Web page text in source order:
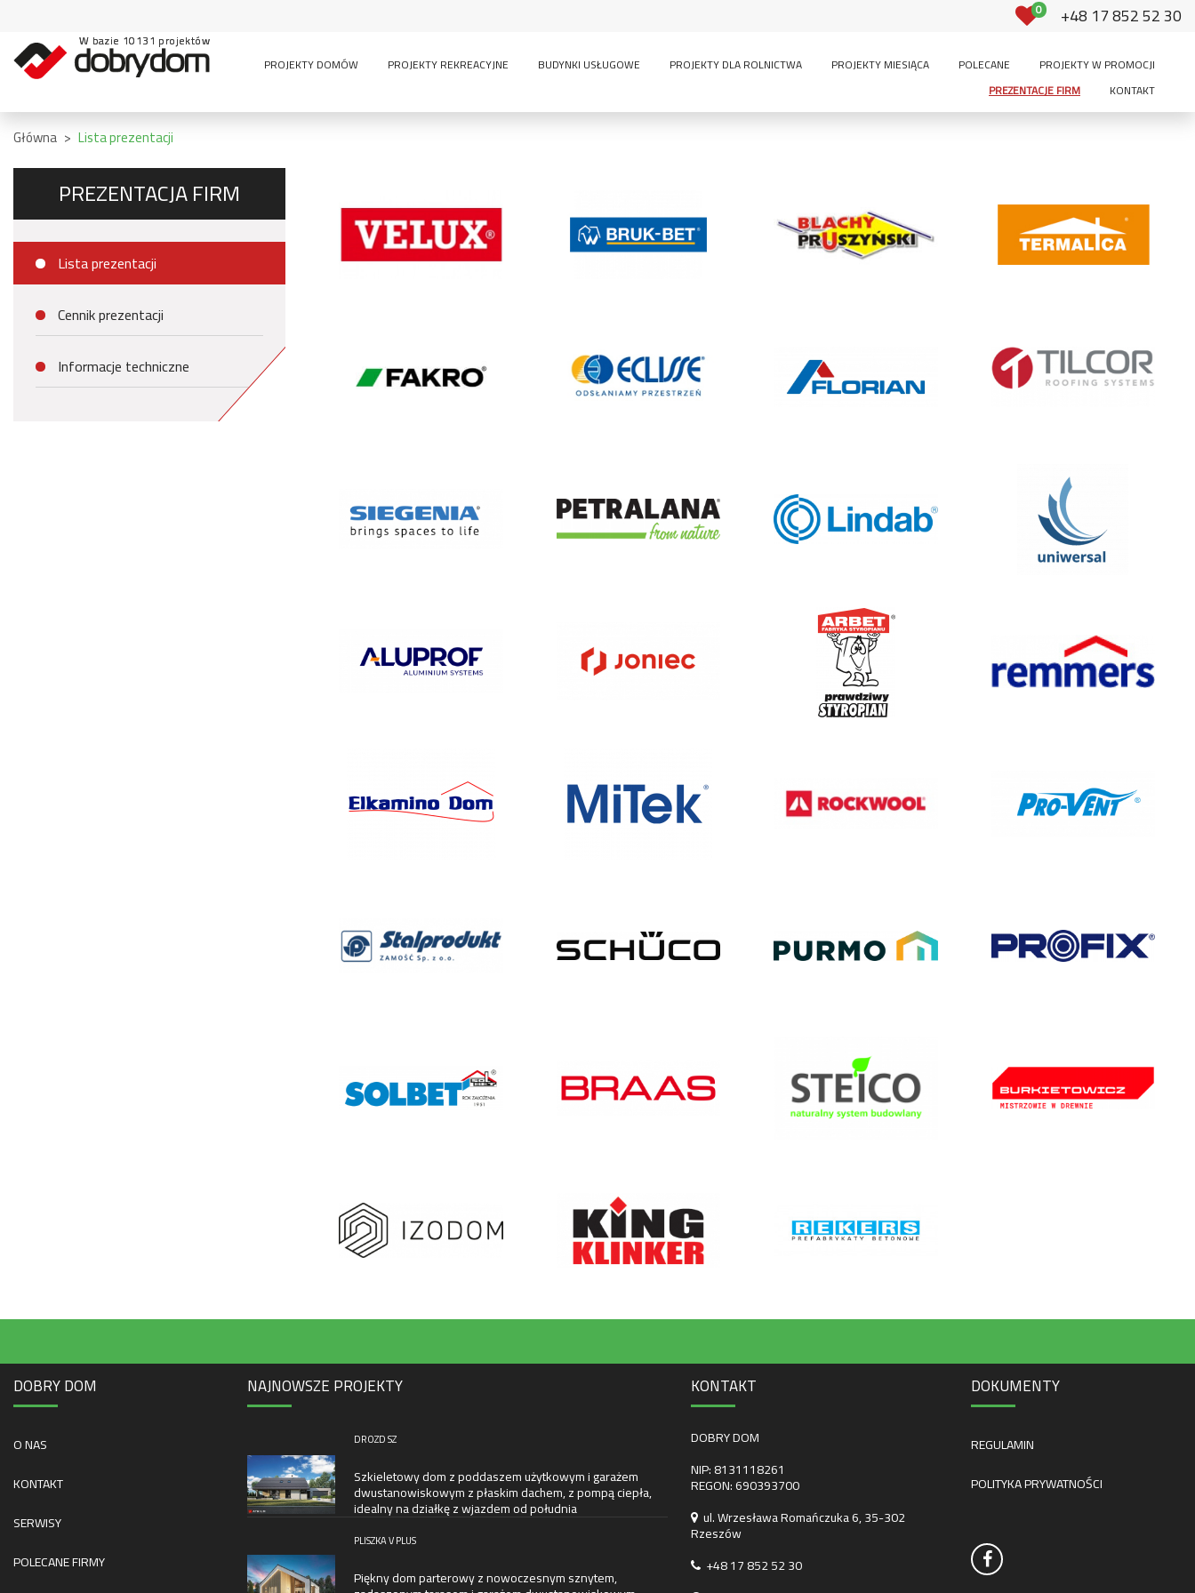
0 +48 17 852 52 30
W bazie 10131 projektów
PROJEKTY DOMÓW
PROJEKTY REKREACYJNE BUDYNKI USŁUGOWE PROJEKTY DLA ROLNICTWA PROJEKTY MIESIĄCA POLECANE
PROJEKTY W PROMOCJI
PREZENTACJE FIRM
KONTAKT
Główna > Lista prezentacji
PREZENTACJA FIRM
Lista prezentacji
Cennik prezentacji
Informacje techniczne
DOBRY DOM
O NAS
KONTAKT
SERWISY
POLECANE FIRMY
NAJNOWSZE PROJEKTY
DROZD SZ
Szkieletowy dom z poddaszem użytkowym i garażem
dwustanowiskowym z płaskim dachem, z pompą ciepła,
idealny na działkę z wjazdem od południa
PLISZKA V PLUS
Piękny dom parterowy z nowoczesnym sznytem,
KONTAKT
DOBRY DOM
NIP: 8131118261
REGON: 690393700
ul. Wrzesława Romańczuka 6, 35-302
Rzeszów
+48 17 852 52 30
DOKUMENTY
REGULAMIN
POLITYKA PRYWATNOŚCI